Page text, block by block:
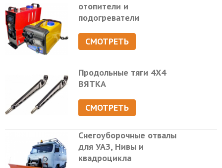
отопители и
подогреватели
СМОТРЕТЬ
Продольные тяги 4Х4
ВЯТКА
СМОТРЕТЬ
Снегоуборочные отвалы
для УАЗ, Нивы и
квадроцикла